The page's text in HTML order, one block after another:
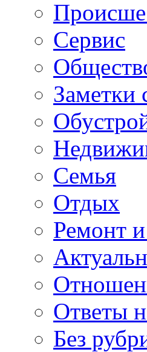
Сервис
Заметки
Семья
Отдых
Ремонт
Ответы
Без